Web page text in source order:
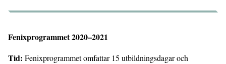
Fenixprogrammet 2020–2021
Tid: Fenixprogrammet omfattar 15 utbildningsdagar och